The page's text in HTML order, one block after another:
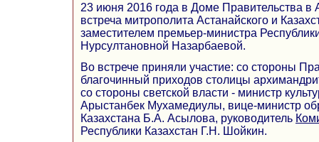
23 июня 2016 года в Доме Правительства в
встреча митрополита Астанайского и
заместителем премьер-министра
Нурсултановной Назарбаевой.
Во встрече приняли участие: со стороны
благочинный приходов столицы
со стороны светской власти - министр
Арыстанбек Мухамедиулы, вице-министр
Казахстана Б.А. Асылова, руководитель
Республики Казахстан Г.Н. Шойкин.